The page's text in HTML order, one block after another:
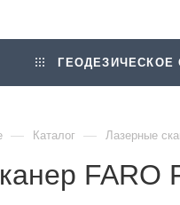
ГЕОДЕЗИЧЕСКОЕ
— Каталог — Лазерные
FARO